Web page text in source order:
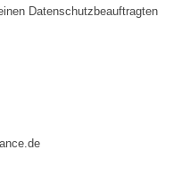
Datenschutzbeauftragten